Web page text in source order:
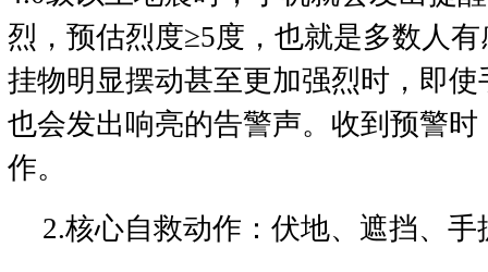
烈，预估烈度≥5度，也就是多数人
挂物明显摆动甚至更加强烈时，即
也会发出响亮的告警声。收到预警
作。
2.核心自救动作：伏地、遮挡、手